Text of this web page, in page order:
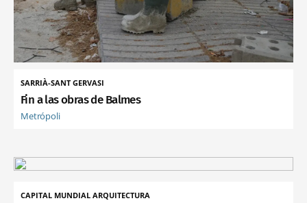
SARRIÀ-SANT GERVASI
Fin a las obras de Balmes
Metrópoli
CAPITAL MUNDIAL ARQUITECTURA